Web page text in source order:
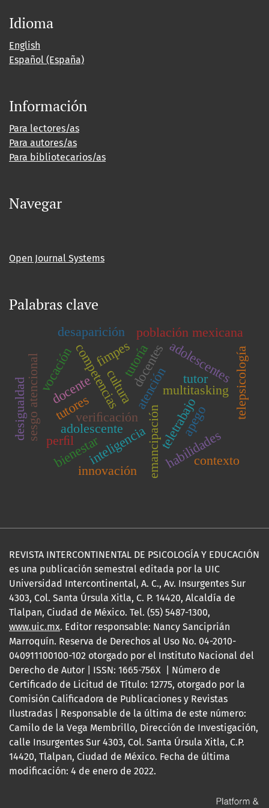
Idioma
English
Español (España)
Información
Para lectores/as
Para autores/as
Para bibliotecarios/as
Navegar
Open Journal Systems
Palabras clave
multitasking
atención
emancipación
veriﬁcación
inteligencia
competencias
tutores
docentes
teletrabajo
apego
cultura
población mexicana
docente
vocación
adolescente
tutor
tutoría
habilidades
desaparición
adolescentes
contexto
perﬁl
sesgo atencional
bienestar
innovación
telepsicología
desigualdad
fimpes
REVISTA INTERCONTINENTAL DE PSICOLOGÍA Y EDUCACIÓN
es una publicación semestral editada por la UIC
Universidad Intercontinental, A. C., Av. Insurgentes Sur
4303, Col. Santa Úrsula Xitla, C. P. 14420, Alcaldía de
Tlalpan, Ciudad de México. Tel. (55) 5487-1300,
www.uic.mx. Editor responsable: Nancy Sanciprián
Marroquín. Reserva de Derechos al Uso No. 04-2010-
040911100100-102 otorgado por el Instituto Nacional del
Derecho de Autor | ISSN: 1665-756X | Número de
Certificado de Licitud de Título: 12775, otorgado por la
Comisión Calificadora de Publicaciones y Revistas
Ilustradas | Responsable de la última de este número:
Camilo de la Vega Membrillo, Dirección de Investigación,
calle Insurgentes Sur 4303, Col. Santa Úrsula Xitla, C.P.
14420, Tlalpan, Ciudad de México. Fecha de última
modificación: 4 de enero de 2022.